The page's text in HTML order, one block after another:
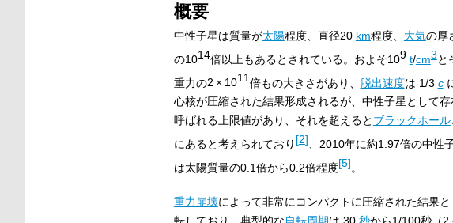
概要
中性子星は質量が太陽程度、直径20 km程度、 大気の厚
の1014倍以上もあるとされている。およそ109 t/cm3と
重力の2 × 1011倍もの大きさがあり、 脱出速度は 1/3 c
心核が圧縮された結果形成されるが、中性子星として
呼ばれる上限値があり、それを超えると ブラックホール
にあると考えられており [2]、2010年に約1.97倍の中性
は太陽質量の0.1倍から0.2倍程度[5]。
重力崩壊によって非常にコンパクトに圧縮された結果と